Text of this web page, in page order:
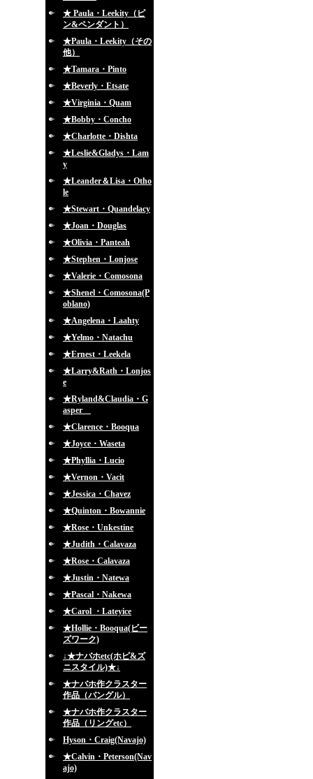
★ Paula・Leekity（ピ
ン&ペンダント）
★Paula・Leekity（その
他）
★Tamara・Pinto
★Beverly・Etsate
★Virginia・Quam
★Bobby・Concho
★Charlotte・Dishta
★Leslie&Gladys・Lam
y
★Leander＆Lisa・Otho
le
★Stewart・Quandelacy
★Joan・Douglas
★Olivia・Panteah
★Stephen・Lonjose
★Valerie・Comosona
★Shenel・Comosona(P
oblano)
★Angelena・Laahty
★Yelmo・Natachu
★Ernest・Leekela
★Larry&Rath・Lonjos
e
★Ryland&Claudia・G
asper
★Clarence・Booqua
★Joyce・Waseta
★Phyllia・Lucio
★Vernon・Vacit
★Jessica・Chavez
★Quinton・Bowannie
★Rose・Unkestine
★Judith・Calavaza
★Rose・Calavaza
★Justin・Natewa
★Pascal・Nakewa
★Carol ・Lateyice
★Hollie・Booqua(ビー
ズワーク)
↓★ナバホetc(ホピ&ズ
ニスタイル)★↓
★ナバホ作クラスター
作品（バングル）
★ナバホ作クラスター
作品（リングetc）
Hyson・Craig(Navajo)
★Calvin・Peterson(Nav
ajo)